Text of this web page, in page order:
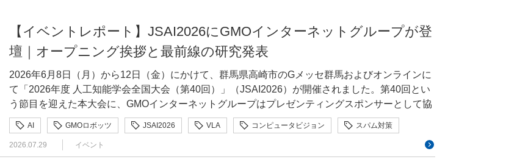
た表現も、異なる強みを持つメンバーが集まることで形になることがあります。制作の過程で互
いに学び合い、それぞれが成長できることも、チームで挑戦する魅力の一つです。 前編・後編を
通してご紹介した受賞者の皆さんも、最初からすべての技術や答えを持っていたわけではありま
せん。それぞれが自身の経験や関心を出発点に、AIや仲間の力を取り入れながら、試行錯誤を重
ねて作品を完成させていました。 「自分にも挑戦できるだろうか」と迷っている方も、まずは自
分が感じていることや、形にしたいアイデアから考えてみてください。 受賞者の皆さんの言葉
が、これから応募を検討している方の一歩を後押しするきっかけになれば幸いです！ GMO
DESIGN AWARD 2026｜詳細・応募はこちら GMO DESIGN AWARD 2025受賞者インタビ
ュー 前編記事も是非合わせてご覧ください！▼【前編】受賞作品はこうして生まれた—GMO
ービスにしないことにこだわりました。寺の中にある一つの空間として画面全体の世界観を設計
し、心を落ち着けられる「場」と、悩みを打ち明ける相手としてのAI菩薩をデザインしました。
個人の相談に応じるだけで終わらず、集まった悩みから社会の傾向を捉えるなど、より広い価値
につながるサービスへ発展させることも目指しました。 —受賞されて、ご自身やご自身の活動に
どのような変化がありましたか？ 寺山受賞するまで、自分自身をクリエイターだと強く意識した
ことはありませんでした。しかし、AI菩薩が2つの賞をいただいたことで、自分の発想や構想に
も、作品として評価される価値があるのだと実感できました。既存の技術や独自のアイデアを組
み合わせ、利用する人の体験や社会とのつながりまで含めてデザインすることが、自分の強みの
一つだと理解でき、クリエイターとして挑戦していく自信にもつながりました。 まとめ 3名のお
話から見えてきたのは、作品の出発点は、必ずしも特別な技術や大きなアイデアでなくてもよい
つなげることが、事業会社にいるインハウスデザイナーの役割なのだと改めて感じました。 売れ
るデザインは、王道と細部への思いやりから生まれる —ずばり、「売れるデザイン」とはどのよ
うなものなのでしょうか。 大橋結論から言うと、一般的で王道のデザインが一番売れると思って
います。「ECサイトといえば、この形だよね」と誰もが直感的に理解できるデザインです。ショ
ップ様のなかには、独自性を出すためにオリジナルのデザインを採用する方もいます。しかし、
写真の見せ方やカートボタンの位置、ページ遷移などが一般的なECサイトと大きく異なると、購
入者様が迷い、離脱につながる可能性があります。「ログインは右上にある」といった、使い慣
れた王道の設計が、結果として最も使いやすく、売れるデザインになるのだと思います。そのう
えで、ショップ様らしい価値や世界観は、細かな文言などに表れると考えています。たとえば
「makeshop byGMO」では、ショップ開設用のアカウント作成が完了した画面のボタンを、「管
っても、UIの統一感を保てるよう、拡張性を意識して設計しました。 「迷わせない、タップさせ
ない」を貫いたUI設計 —デザインの方向性は、どのように固めていったのでしょうか。 大橋企
画・設計段階では、競合サービスを参考にしながら、「こうなったらいい」という理想を、いっ
たん仕様を度外視して出し合っていました。それをPMが整理し、大枠が固まりつつあった段階で
私が参加しました。私が担当したのは、UIの実装とデザインです。大枠は決まっていたものの、
細かな方向性までは固まっていなかったため、デザインを提案しては改善するというやりとりを
重ね、形にしていきました。設計の判断軸の一つになったのが、競合サービスのUIです。さまざ
まな決済画面を集め、パーツの配置や幅など、細かな部分まで分解してリサーチしました。「多
くの人に使われているサービスのUIには、使いやすさにつながる理由があるはず」という仮説の
でこんなことまでできるのか」を知ってもらうことですね。GMOインターネットグループはグル
ープ内の会社がとても多いので、私たちが手伝えることが十分に伝わっていない場面もあるんで
す。「こういう相談にも乗れますよ」という部分の発信もそうですが、グループ内の動向や課題
感を拾ったうえで、GMOイエラエとしてこういう解決手段がありますという相互理解を深めると
いうのをとくに大事にしてほしいなと考えています。社外に対しては、専門であるIoTに集中して
もらい、その重要性の発信や「今後はこれが重要になる」という提唱を続けてほしいですね。ド
と呼ばれる存在になってもらえたらと思っています。 AI・ロボティクス社会実現のために「人型
ロボット（ヒューマノイド）を解析したい」 ———今後取り組みたい課題と、これから挑みたい
ビジョンを教えてください。 三村積極的に取り組んでいきたいのは、まずAIの利活用をより具体
2023年、GMOイエラエ（現 GMOサイバーセキュリティ byイエラエ）サイバーセキュリティ事業
本部の上席執行役員に就任し、現在はCTOと高度解析部部長を兼務している。ファジングを中心
としたサイバーセキュリティに関する研究、コンサルティング、ペネトレーションテストなどに
ち、CODE BLUE 2015ではU25スピーカーとして登壇。 ———まず、お二方のご経歴と現在のお
仕事をお聞かせください。 三村GMOサイバーセキュリティ byイエラエで、IoTやハードウェアの
診断を担当しています。もともとはソフトウェアの開発やマルウェアの解析をしていて、コンシ
ューマーサポートに携わっていた時期もありました。黙々と手を動かすのも好きなのですが、ど
ちらかといえば「話せるエンジニア」だと思っていますね。そうした幅広い経験があったからこ
そ、今こうしてエキスパートとして外向きの活動をしながら、エンジニアリングの力も高めてい
り、同ブース内での共同出展となりました。 ブース内で来場者の目をひときわ引いていたのが、
GMO AI＆ロボティクス商事株式会社が提供する人型ロボット（ヒューマノイド）です。講演で行
われたデモ走行の反響もあり、写真や動画を撮る姿もあちこちで見られました。 ノベルティの入
ったバッグをロボットが手渡しすると、受け取った来場者が思わず笑顔を見せる場面も。名刺交
換をした方には、豪華景品が当たるガチャガチャも用意されるなど、ブースは終始にぎわいを見
せていました。 展示も趣向を凝らしたものでした。「人型ロボット（ヒューマノイド）が家庭で
ント参加者へのアンケートも実施。参加者は、思い思いの選択肢にシールを貼っていく姿が見ら
れ、中には前日の回答結果を見に来てくださる方もいらっしゃいました。 またブース内に展示し
たパネルでは、グループ各社で行われている研究成果の展示なども行われ、パートナー（社員）
【イベントレポート】JSAI2026にGMOインターネットグループが登
壇｜オープニング挨拶と最前線の研究発表
2026年6月8日（月）から12日（金）にかけて、群馬県高崎市のGメッセ群馬およびオンラインに
て「2026年度 人工知能学会全国大会（第40回）」（JSAI2026）が開催されました。第40回とい
う節目を迎えた本大会に、GMOインターネットグループはプレゼンティングスポンサーとして協
賛し、企業展示への出展に加えて複数のセッションに登壇しました。本レポートでは、オープニ
ングでのスポンサー挨拶と、6月8日から9日にかけて講演を行ったグループのエンジニアによる3
つの研究発表の模様をお届けします。6月10日から11日にかけて行われた講演や、GMOインター
AI GMOロボッツ JSAI2026 VLA コンピュータビジョン
スパム対策
セキュリティ
人工知能
人工知能学会 強化学習 機械学習
2026.07.29 イベント